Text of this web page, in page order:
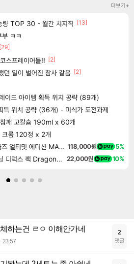
더보기+
량 TOP 30 - 월간 치지직 [13]
ㅋㅋ
[29]
스프레이어들!!
[2]
던 일이 벌어진 참사 같음 [2]
이드 아이템 획득 위치 공략 (89개)
득 위치 공략 (36개) - 미식가 도전과제
참깨 고칼슘 190ml x 60개
크롬 120정 x 2개
마블 투혼 파이팅 소울즈 얼티밋 에디션 MARVEL Tokon Fighting Souls Ultimate Edition 118,000원 5%
드래곤소드 어웨이크닝 디럭스 팩 DragonSword Awakening Deluxe Pack DLC 22,000원 10%
하는건 ㄹㅇ 이해안가네
23:57
2
댓글